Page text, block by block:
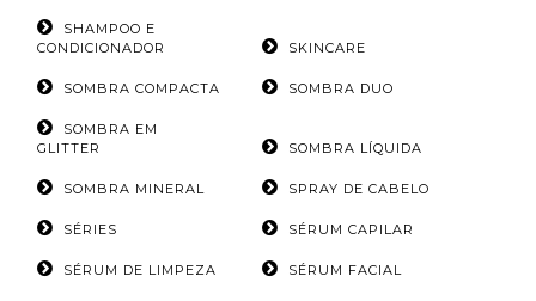
SHAMPOO E
CONDICIONADOR
SKINCARE
SOMBRA COMPACTA SOMBRA DUO
SOMBRA EM
GLITTER
SOMBRA LÍQUIDA
SOMBRA MINERAL SPRAY DE CABELO
SÉRIES SÉRUM CAPILAR
SÉRUM DE LIMPEZA SÉRUM FACIAL